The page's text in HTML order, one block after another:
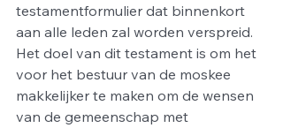
testamentformulier dat binnenkort
aan alle leden zal worden verspreid.
Het doel van dit testament is om het
voor het bestuur van de moskee
makkelijker te maken om de wensen
van de gemeenschap met